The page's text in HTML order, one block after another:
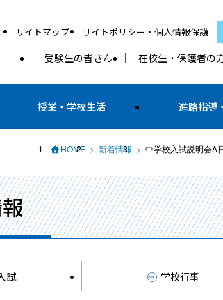
サイトマップ サイトポリシー・個人情報保護
受験生の皆さん
在校生・保護者の
授業・学校生活 進路指導
HOME 新着情報 中学校入試説明会A
試 学校行事